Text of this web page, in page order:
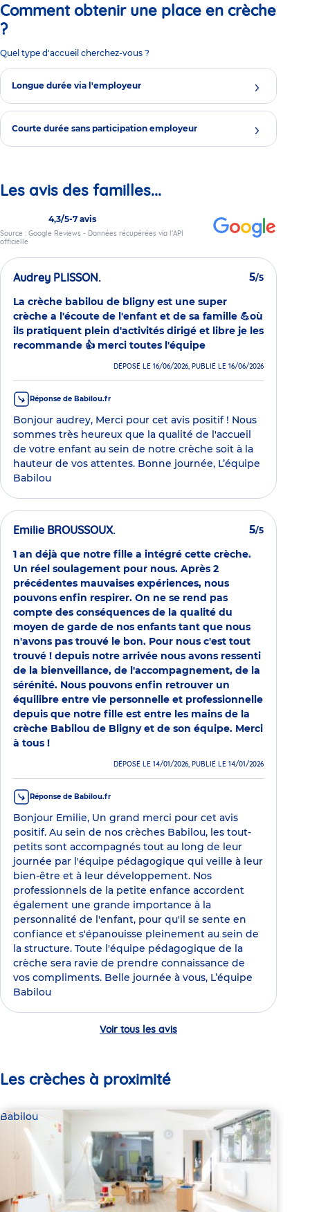
Comment obtenir une place en crèche
?
Quel type d'accueil cherchez-vous ?
Longue durée via l'employeur
Courte durée sans participation employeur
Les avis des familles...
4,3/5-7 avis
Source : Google Reviews - Données récupérées via l’API
officielle
Audrey PLISSON. 5/5
La crèche babilou de bligny est une super
crèche a l'écoute de l'enfant et de sa famille 💪où
ils pratiquent plein d'activités dirigé et libre je les
recommande 👍 merci toutes l'équipe
DÉPOSÉ LE 16/06/2026, PUBLIÉ LE 16/06/2026
Réponse de Babilou.fr
Bonjour audrey, Merci pour cet avis positif ! Nous
sommes très heureux que la qualité de l'accueil
de votre enfant au sein de notre crèche soit à la
hauteur de vos attentes. Bonne journée, L’équipe
Babilou
Emilie BROUSSOUX. 5/5
1 an déjà que notre fille a intégré cette crèche.
Un réel soulagement pour nous. Après 2
précédentes mauvaises expériences, nous
pouvons enfin respirer. On ne se rend pas
compte des conséquences de la qualité du
moyen de garde de nos enfants tant que nous
n'avons pas trouvé le bon. Pour nous c'est tout
trouvé ! depuis notre arrivée nous avons ressenti
de la bienveillance, de l'accompagnement, de la
sérénité. Nous pouvons enfin retrouver un
équilibre entre vie personnelle et professionnelle
depuis que notre fille est entre les mains de la
crèche Babilou de Bligny et de son équipe. Merci
à tous !
DÉPOSÉ LE 14/01/2026, PUBLIÉ LE 14/01/2026
Réponse de Babilou.fr
Bonjour Emilie, Un grand merci pour cet avis
positif. Au sein de nos crèches Babilou, les tout-
petits sont accompagnés tout au long de leur
journée par l'équipe pédagogique qui veille à leur
bien-être et à leur développement. Nos
professionnels de la petite enfance accordent
également une grande importance à la
personnalité de l'enfant, pour qu'il se sente en
confiance et s'épanouisse pleinement au sein de
la structure. Toute l'équipe pédagogique de la
crèche sera ravie de prendre connaissance de
vos compliments. Belle journée à vous, L’équipe
Babilou
Voir tous les avis
Les crèches à proximité
Babilou